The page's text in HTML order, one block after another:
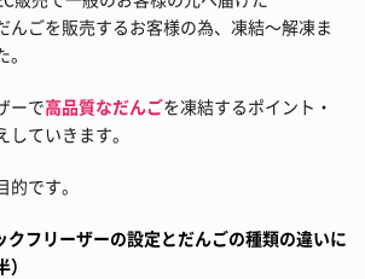
んごを販売するお客様の為、凍結～解凍ま
ーで高品質なだんごを凍結するポイント・
ていきます。
です。
フリーザーの設定とだんごの種類の違いに